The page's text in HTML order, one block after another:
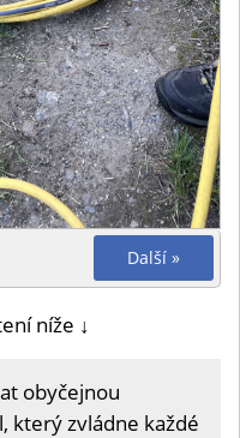
Další »
níže ↓
obyčejnou
který zvládne každé